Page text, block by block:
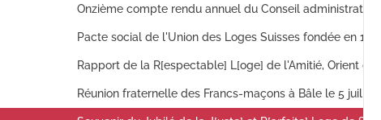
Pacte social de l'Union des Loges Suisses fondée en 1844.